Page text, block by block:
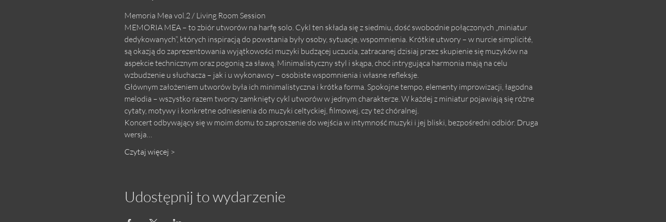
Memoria Mea vol.2 / Living Room Session
MEMORIA MEA – to zbiór utworów na harfę solo. Cykl ten składa się z siedmiu, dość swobodnie połączonych „miniatur
dedykowanych”, których inspiracją do powstania były osoby, sytuacje, wspomnienia. Krótkie utwory – w nurcie simplicité,
są okazją do zaprezentowania wyjątkowości muzyki budzącej uczucia, zatracanej dzisiaj przez skupienie się muzyków na
aspekcie technicznym oraz pogonią za sławą. Minimalistyczny styl i skąpa, choć intrygująca harmonia mają na celu
wzbudzenie u słuchacza – jak i u wykonawcy – osobiste wspomnienia i własne refleksje.
Głównym założeniem utworów była ich minimalistyczna i krótka forma. Spokojne tempo, elementy improwizacji, łagodna
melodia – wszystko razem tworzy zamknięty cykl utworów w jednym charakterze. W każdej z miniatur pojawiają się różne
cytaty, motywy i konkretne odniesienia do muzyki celtyckiej, filmowej, czy też chóralnej.
Koncert odbywający się w moim domu to zaproszenie do wejścia w intymność muzyki i jej bliski, bezpośredni odbiór. Druga
wersja…
Czytaj więcej >
Udostępnij to wydarzenie